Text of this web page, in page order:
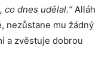
co dnes udělal.“Alláh
nezůstane mu žádný
a zvěstuje dobrou